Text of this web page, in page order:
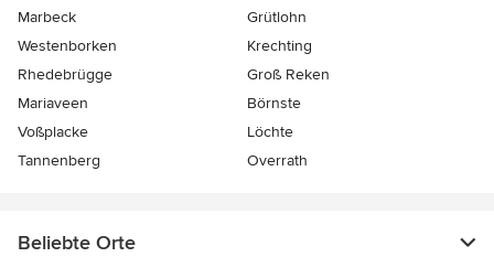
Marbeck
Grütlohn
Westenborken
Krechting
Rhedebrügge
Groß Reken
Mariaveen
Börnste
Voßplacke
Löchte
Tannenberg
Overrath
Beliebte Orte